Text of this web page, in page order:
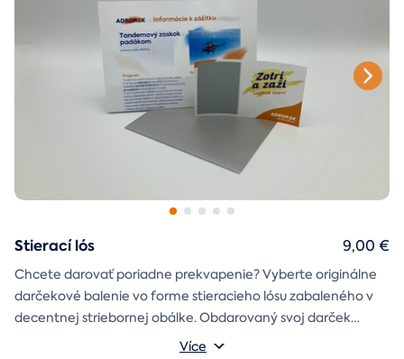
Stierací lós
Chcete darovať poriadne prekvapenie? Vyberte originálne
darčekové balenie vo forme stieracieho lósu zabaleného v
decentnej striebornej obálke. Obdarovaný svoj darček
objaví až po chvíľke napätia počas stierania. Jedno je isté, u
Více
9,00 €